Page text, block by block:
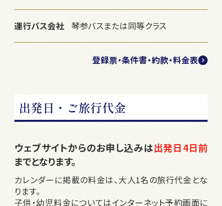
運行バス会社 琴参バスまたは同等クラス
登録票・条件書・約款・料金表
出発日・ご旅行代金
ウェブサイトからのお申し込みは出発日4日前
までとなります。
カレンダーに掲載の料金は、大人1名の旅行代金とな
ります。
子供・幼児料金についてはインターネット予約画面に